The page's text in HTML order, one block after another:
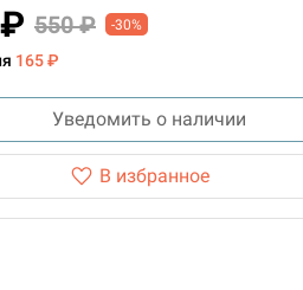
550 ₽ -30%
165 ₽
Уведомить о наличии
В избранное